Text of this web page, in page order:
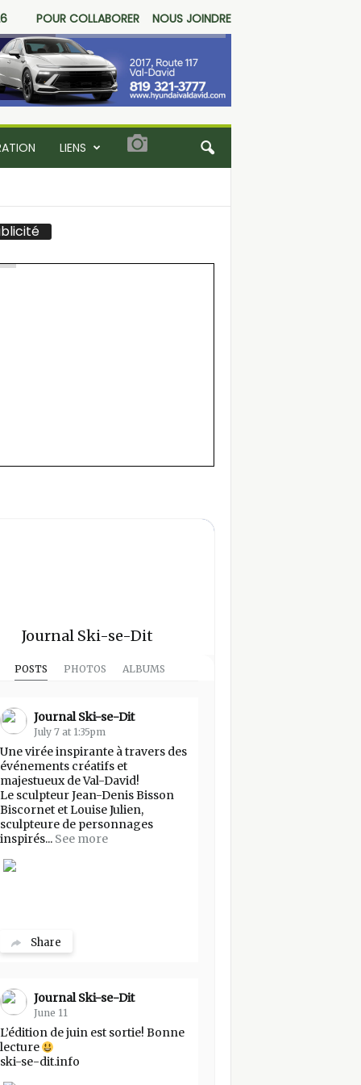
POUR COLLABORER
NOUS JOINDRE
LIENS
Journal Ski-se-Dit
POSTS PHOTOS ALBUMS
Journal Ski-se-Dit
July 7 at 1:35pm
Une virée inspirante à travers des
événements créatifs et
majestueux de Val-David!
Le sculpteur Jean-Denis Bisson
Biscornet et Louise Julien,
sculpteure de personnages
inspirés... See more
Share
Journal Ski-se-Dit
June 11
L’édition de juin est sortie! Bonne
lecture
ski-se-dit.info